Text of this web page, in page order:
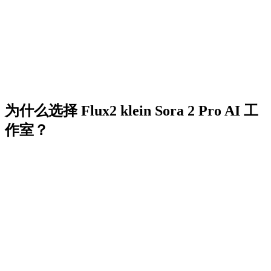
为什么选择 Flux2 klein Sora 2 Pro AI 工
作室？